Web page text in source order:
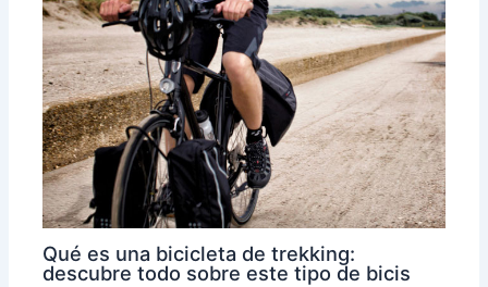
Qué es una bicicleta de trekking:
descubre todo sobre este tipo de bicis